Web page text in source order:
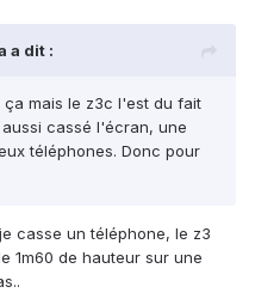
a dit :
mais le z3c l'est du fait
cassé l'écran, une
téléphones. Donc pour
casse un téléphone, le z3
1m60 de hauteur sur une